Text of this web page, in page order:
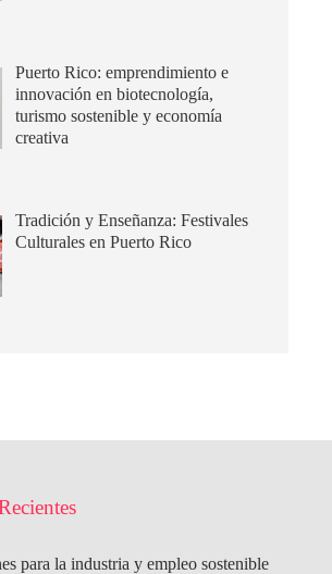
Puerto Rico: emprendimiento e
innovación en biotecnología,
turismo sostenible y economía
creativa
Tradición y Enseñanza: Festivales
Culturales en Puerto Rico
para la industria y empleo sostenible